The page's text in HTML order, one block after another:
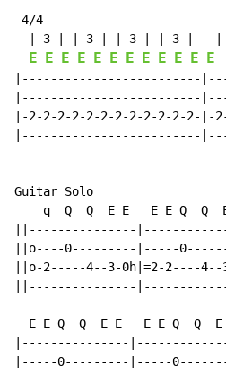
4/4
|-3-| |-3-| |-3-| |-3-|
E E E E E E E E E E E E
|-------------------------
|-------------------------
|-2-2-2-2-2-2-2-2-2-2-2-2-|-
|-------------------------
Guitar Solo
q  Q  Q  E E   E E Q  Q
||---------------
||o----0---------|-----
||o-2-----4--3-0h|=2-2----4--
||---------------
E E Q  Q  E E   E E Q  Q
|---------------
|-----0---------|-----